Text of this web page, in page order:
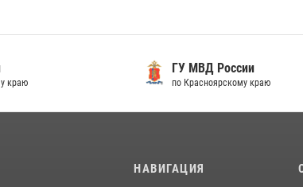
ГУ МВД России
по Красноярскому краю
НАВИГАЦИЯ